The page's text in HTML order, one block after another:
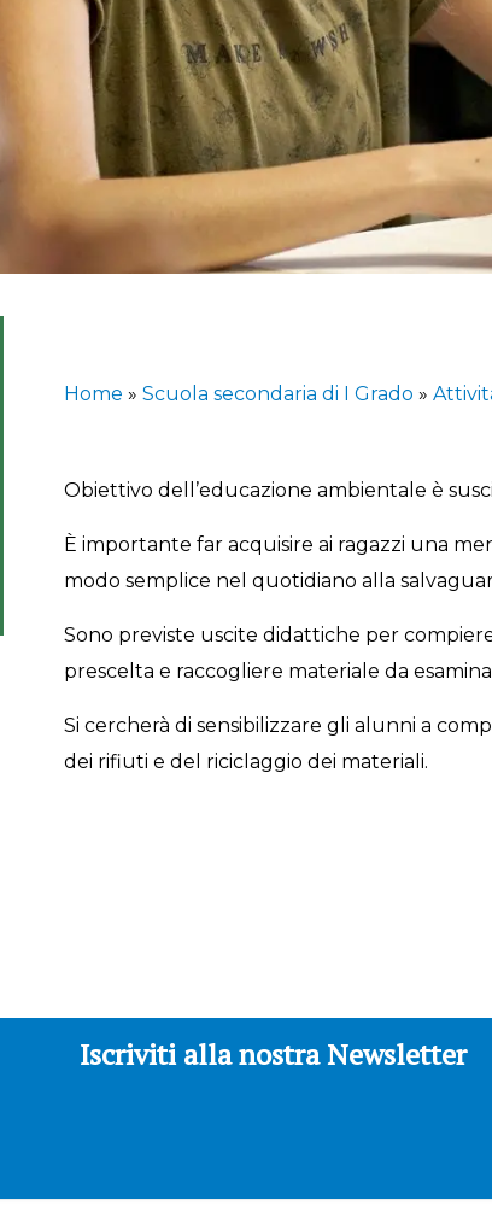
Home » Scuola secondaria di I Grado »
Obiettivo dell’educazione ambientale è
È importante far acquisire ai ragazzi una
modo semplice nel quotidiano alla
Sono previste uscite didattiche per
prescelta e raccogliere materiale da
Si cercherà di sensibilizzare gli alunni a
dei rifiuti e del riciclaggio dei materiali.
Iscriviti alla nostra Newsletter